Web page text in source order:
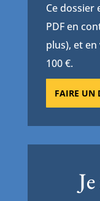
Ce dossier
PDF en
plus), et
100 €.
FAIRE UN